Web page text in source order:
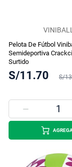
VINIBALL
Pelota De Fútbol
Semideportiva
Surtido
S/11.70 S/